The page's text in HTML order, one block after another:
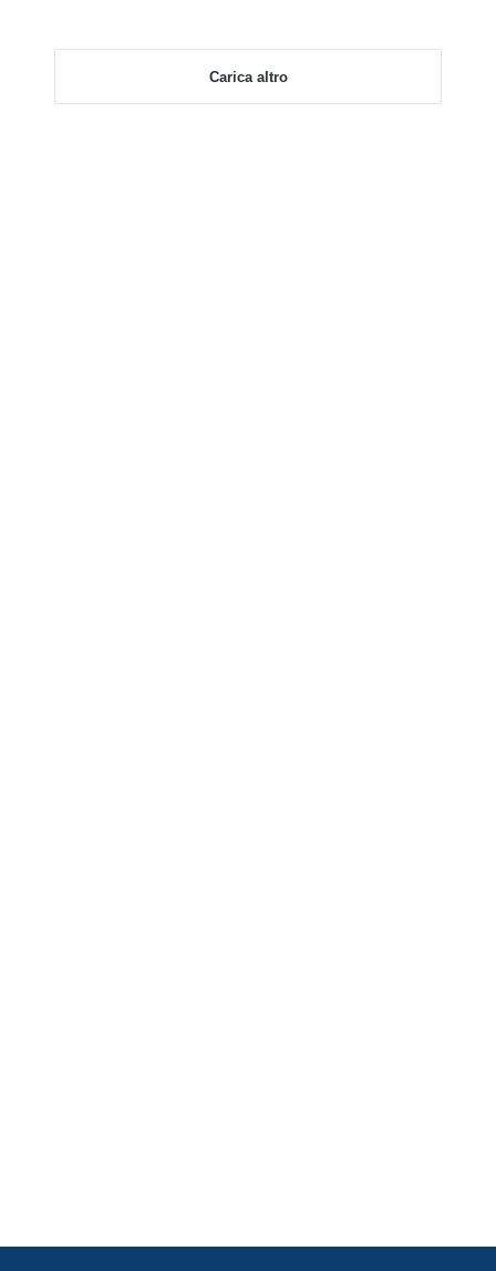
Carica altro